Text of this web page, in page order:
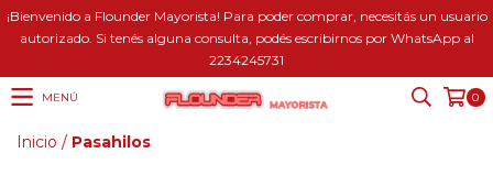
¡Bienvenido a Flounder Mayorista! Para poder comprar, necesitás un usuario
autorizado. Si tenés alguna consulta, podés escribirnos por WhatsApp al
2234245731
MENÚ 0
Inicio / Pasahilos